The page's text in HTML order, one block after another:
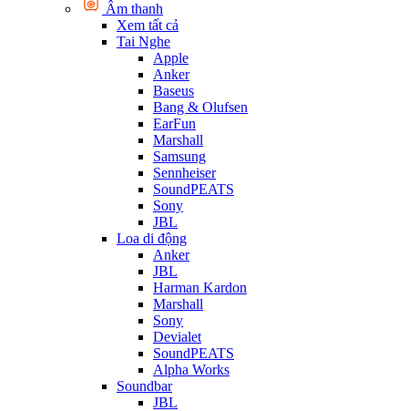
Âm thanh
Xem tất cả
Tai Nghe
Apple
Anker
Baseus
Bang & Olufsen
EarFun
Marshall
Samsung
Sennheiser
SoundPEATS
Sony
JBL
Loa di động
Anker
JBL
Harman Kardon
Marshall
Sony
Devialet
SoundPEATS
Alpha Works
Soundbar
JBL